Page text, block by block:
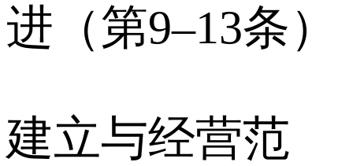
进（第9–13条）
建立与经营范